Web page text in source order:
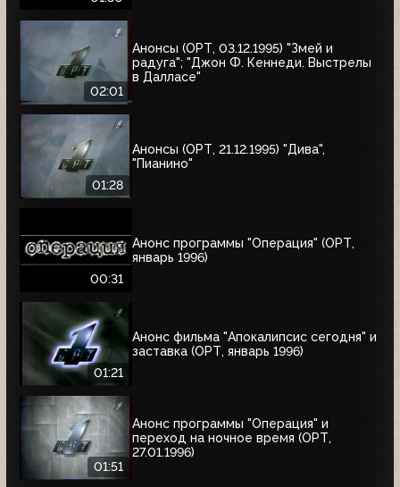
02:01
Анонсы (ОРТ, 03.12.1995) "Змей и
радуга"; "Джон Ф. Кеннеди. Выстрелы
в Далласе"
01:28
Анонсы (ОРТ, 21.12.1995) "Дива",
"Пианино"
00:31
Анонс программы "Операция" (ОРТ,
январь 1996)
01:21
Анонс фильма "Апокалипсис сегодня" и
заставка (ОРТ, январь 1996)
01:51
Анонс программы "Операция" и
переход на ночное время (ОРТ,
27.01.1996)